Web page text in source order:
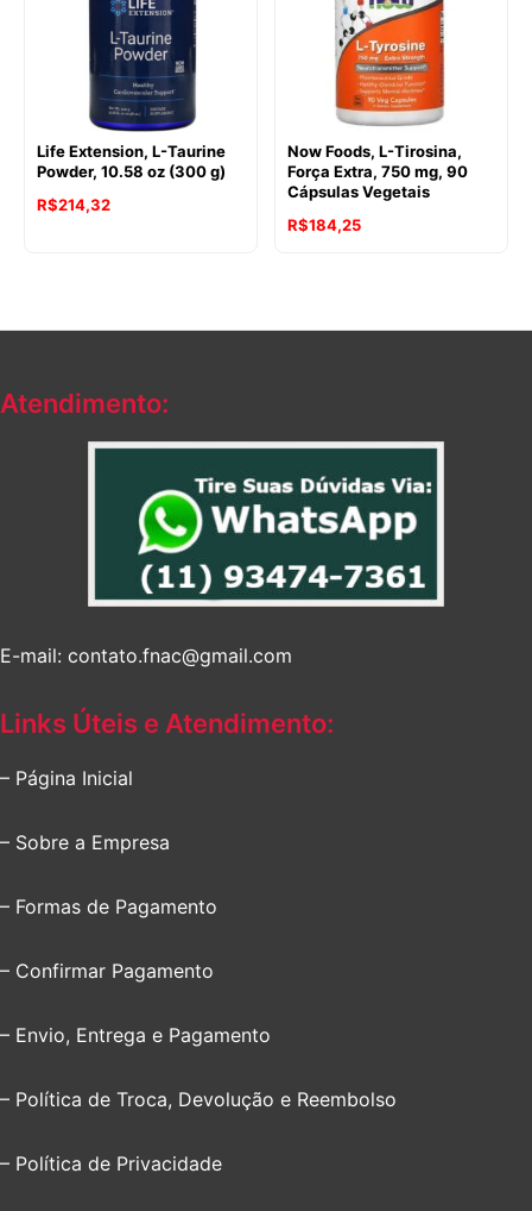
Life Extension, L-Taurine
Powder, 10.58 oz (300 g)
R$214,32
Now Foods, L-Tirosina,
Força Extra, 750 mg, 90
Cápsulas Vegetais
R$184,25
Atendimento:
E-mail: contato.fnac@gmail.com
Links Úteis e Atendimento:
– Página Inicial
– Sobre a Empresa
– Formas de Pagamento
– Confirmar Pagamento
– Envio, Entrega e Pagamento
– Política de Troca, Devolução e Reembolso
– Política de Privacidade